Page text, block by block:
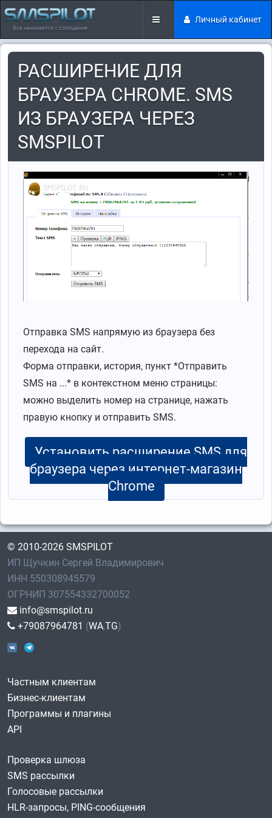
Все начинается с сообщения
Личный кабинет
РАСШИРЕНИЕ ДЛЯ
БРАУЗЕРА CHROME. SMS
ИЗ БРАУЗЕРА ЧЕРЕЗ
SMSPILOT
Отправка SMS напрямую из браузера без
перехода на сайт.
Форма отправки, история, пункт *Отправить
SMS на ...* в контекстном меню страницы:
можно выделить номер на странице, нажать
правую кнопку и отправить SMS.
Установить расширение SMS для
браузера через интернет-магазин
Chrome
© 2010-2026 SMSPILOT
ИП Щучкин Сергей Владимирович
ИНН 550308945579
ОГРНИП 307554332700052
info@smspilot.ru
+79087964781 (WA,TG)
Частным клиентам
Бизнес-клиентам
Программы и плагины
API
Проверка шлюза
SMS рассылки
Голосовые рассылки
HLR-запросы, PING-сообщения